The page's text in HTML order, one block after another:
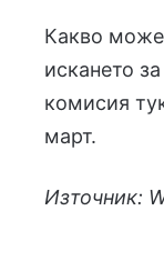
Какво
искането
комисия
март.
Източник: